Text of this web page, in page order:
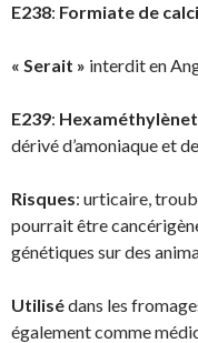
E238: Formiate de
« Serait » interdit en
E239:
dérivé d’amoniaque et
Risques: urticaire,
pourrait être
génétiques sur des
Utilisédans les
également comme